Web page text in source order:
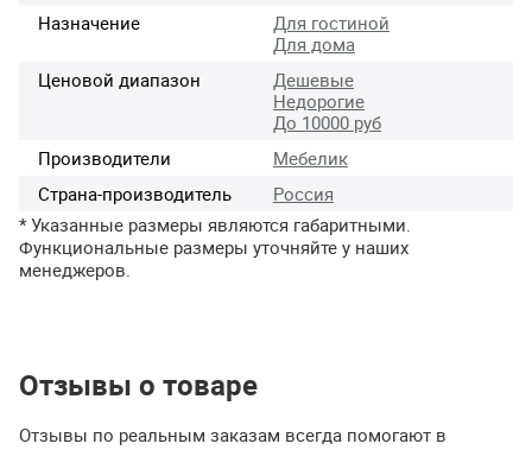
Назначение
Для гостиной
Для дома
Ценовой диапазон
Дешевые
Недорогие
До 10000 руб
Производители
Мебелик
Страна-производитель
Россия
* Указанные размеры являются габаритными.
Функциональные размеры уточняйте у наших
менеджеров.
Отзывы о товаре
Отзывы по реальным заказам всегда помогают в